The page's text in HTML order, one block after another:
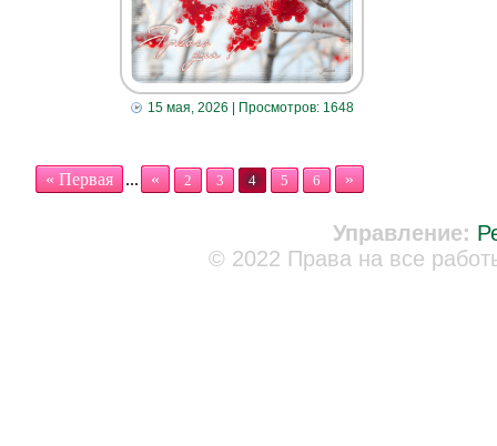
15 мая, 2026 | Просмотров: 1648
« Первая ... « 2 3 4 5 6 »
Управление:
© 2022 Права на все